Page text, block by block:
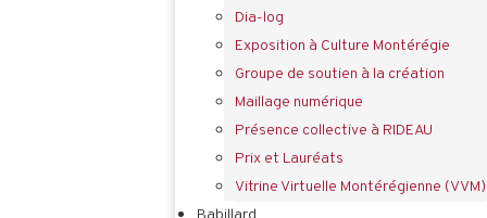
Dia-log
Exposition à Culture Montérégie
Groupe de soutien à la création
Maillage numérique
Présence collective à RIDEAU
Prix et Lauréats
Vitrine Virtuelle Montérégienne (VVM)